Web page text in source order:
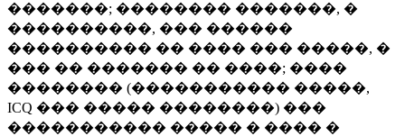
�������; �������� �������, �
����������, ��� ������
���������� �� ���� ��� �����, �
��� �� ������� �� ����; ����
�������� (����������� �����,
ICQ ��� ����� ��������) ���
����������� ����� � ���� �